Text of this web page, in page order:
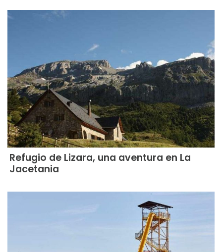
Refugio de Lizara, una aventura en La
Jacetania